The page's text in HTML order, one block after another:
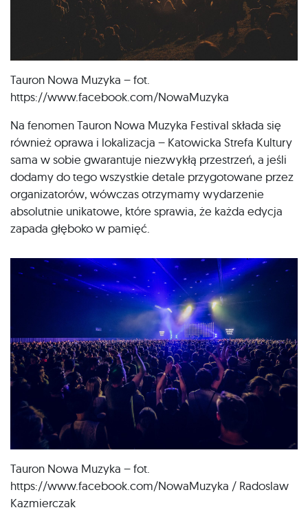
Tauron Nowa Muzyka – fot.
https://www.facebook.com/NowaMuzyka
Na fenomen Tauron Nowa Muzyka Festival składa się
również oprawa i lokalizacja – Katowicka Strefa Kultury
sama w sobie gwarantuje niezwykłą przestrzeń, a jeśli
dodamy do tego wszystkie detale przygotowane przez
organizatorów, wówczas otrzymamy wydarzenie
absolutnie unikatowe, które sprawia, że każda edycja
zapada głęboko w pamięć.
Tauron Nowa Muzyka – fot.
https://www.facebook.com/NowaMuzyka / Radoslaw
Kazmierczak